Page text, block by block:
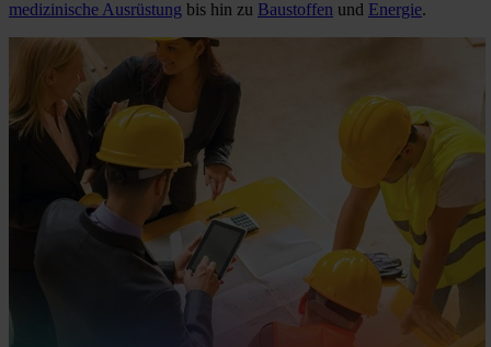
medizinische Ausrüstung bis hin zu Baustoffen und Energie.